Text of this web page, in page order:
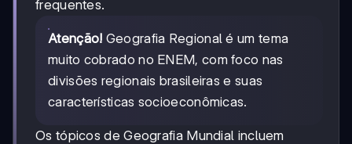
frequentes.
Atenção! Geografia Regional é um tema
muito cobrado no ENEM, com foco nas
divisões regionais brasileiras e suas
características socioeconômicas.
Os tópicos de Geografia Mundial incluem